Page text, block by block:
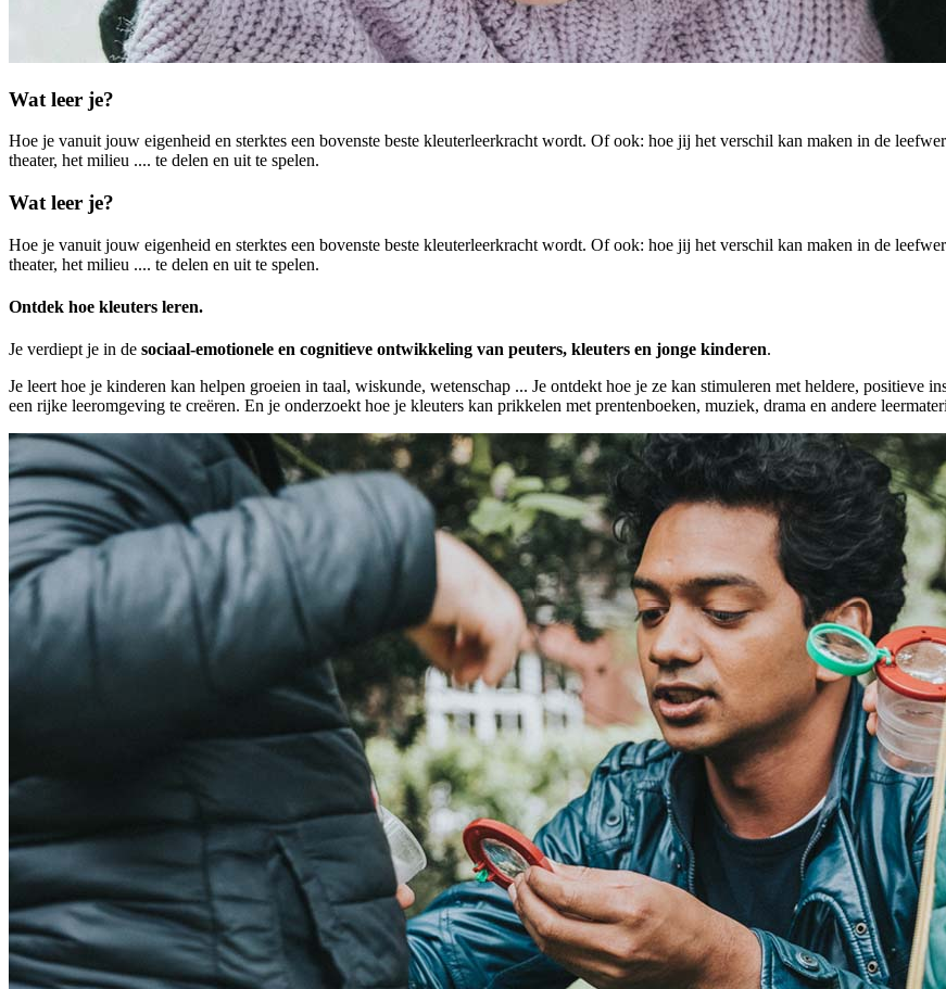
Wat leer je?
Hoe je vanuit jouw eigenheid en sterktes een bovenste beste kleuterleerkracht wordt. Of ook: hoe jij het verschil kan maken in de
theater, het milieu .... te delen en uit te spelen.
Wat leer je?
Hoe je vanuit jouw eigenheid en sterktes een bovenste beste kleuterleerkracht wordt. Of ook: hoe jij het verschil kan maken in de
theater, het milieu .... te delen en uit te spelen.
Ontdek hoe kleuters leren.
Je verdiept je in de sociaal-emotionele en cognitieve ontwikkeling van peuters, kleuters en jonge kinderen.
Je leert hoe je kinderen kan helpen groeien in taal, wiskunde, wetenschap ... Je ontdekt hoe je ze kan stimuleren met heldere, positieve
een rijke leeromgeving te creëren. En je onderzoekt hoe je kleuters kan prikkelen met prentenboeken, muziek, drama en andere